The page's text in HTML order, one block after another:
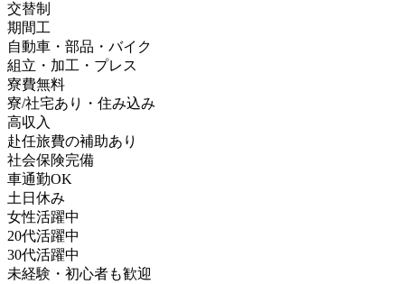
交替制
期間工
自動車・部品・バイク
組立・加工・プレス
寮費無料
寮/社宅あり・住み込み
高収入
赴任旅費の補助あり
社会保険完備
車通勤OK
土日休み
女性活躍中
20代活躍中
30代活躍中
未経験・初心者も歓迎